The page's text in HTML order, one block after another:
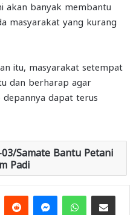
akan banyak membantu
masyarakat yang kurang
itu, masyarakat setempat
dan berharap agar
dapat terus
Samate Bantu Petani
Padi
Reddit MessengerWhatsAppShare via Email